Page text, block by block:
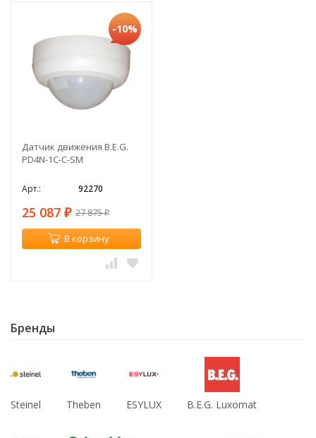
-10%
Датчик движения B.E.G.
PD4N-1C-C-SM
92270
25 087 ₽ 27 875₽
В корзину
Бренды
Steinel Theben ESYLUX B.E.G. Luxomat